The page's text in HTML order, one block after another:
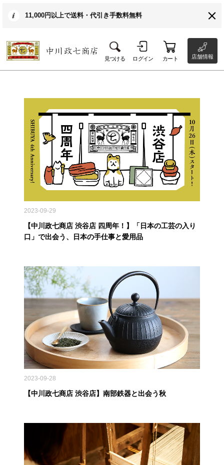
11,000円以上で送料・代引き手数料無料
見つける ログイン カート 店舗情報
2023-09-29
【中川政七商店 渋谷店 四周年！】「日本の工芸の入り
口」で出会う、日本の手仕事と愛用品
2023-09-28
【中川政七商店 渋谷店】南部鉄器と出会う秋